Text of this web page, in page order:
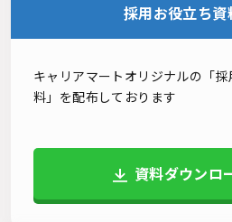
採用お役立ち資
キャリアマートオリジナルの「
料」を配布しております
資料ダウンロ